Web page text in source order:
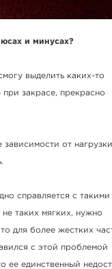
и минусах?
выделить каких-то
закрасе, прекрасно
от
справляется с такими
не таких мягких, нужно
для более жестких
с этой проблемой
ее единственный